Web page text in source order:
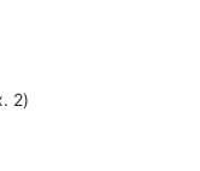
2)